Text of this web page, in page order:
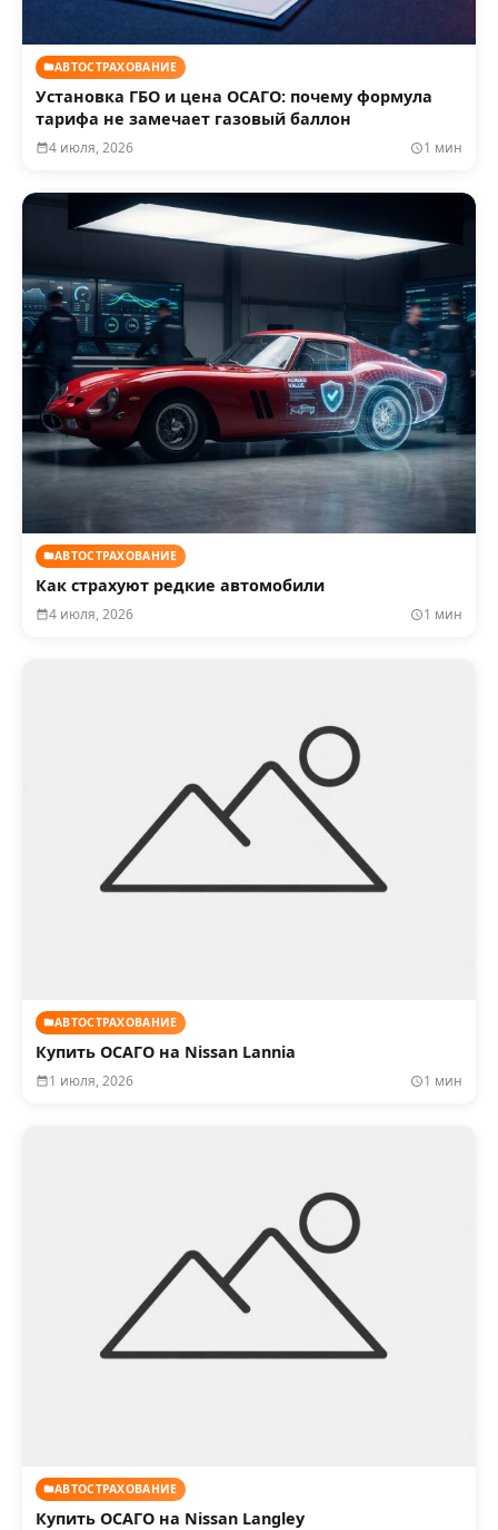
АВТОСТРАХОВАНИЕ
Установка ГБО и цена ОСАГО: почему формула
тарифа не замечает газовый баллон
4 июля, 2026 1 мин
АВТОСТРАХОВАНИЕ
Как страхуют редкие автомобили
4 июля, 2026 1 мин
АВТОСТРАХОВАНИЕ
Купить ОСАГО на Nissan Lannia
1 июля, 2026 1 мин
АВТОСТРАХОВАНИЕ
Купить ОСАГО на Nissan Langley